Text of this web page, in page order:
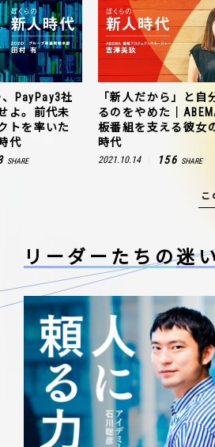
PayPay3社
よ。前代未
トを率いた
代
SHARE
「新人だから」と自
るのをやめた｜
板番組を支える彼女
時代
2021.10.14 156 SHARE
リーダーたちの迷